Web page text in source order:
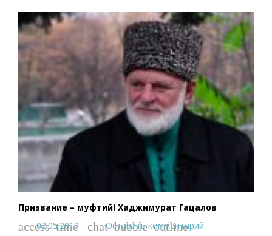
Призвание – муфтий! Хаджимурат Гацалов
access_time
02.05.2019 chat_bubble_outline
Оставить комментарий